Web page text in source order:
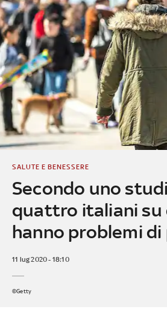
Secondo uno
quattro italiani su
hanno problemi di
SALUTE E BENESSERE
11 lug 2020 - 18:10
©Getty